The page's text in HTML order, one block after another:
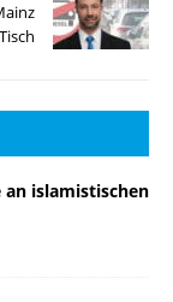
islamistischen